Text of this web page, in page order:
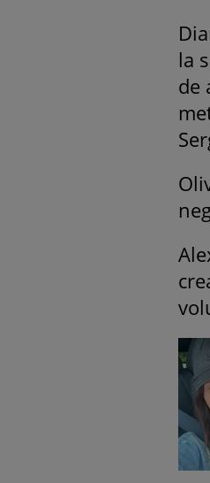
la
de